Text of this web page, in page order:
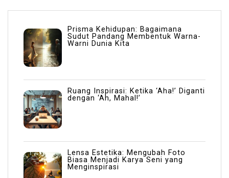
Prisma Kehidupan: Bagaimana
Sudut Pandang Membentuk Warna-
Warni Dunia Kita
Ruang Inspirasi: Ketika ‘Aha!’ Diganti
dengan ‘Ah, Mahal!’
Lensa Estetika: Mengubah Foto
Biasa Menjadi Karya Seni yang
Menginspirasi